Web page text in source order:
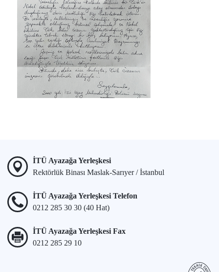
İTÜ Ayazağa Yerleşkesi
Rektörlük Binası Maslak-Sarıyer / İstanbul
İTÜ Ayazağa Yerleşkesi Telefon
0212 285 30 30 (40 Hat)
İTÜ Ayazağa Yerleşkesi Fax
0212 285 29 10